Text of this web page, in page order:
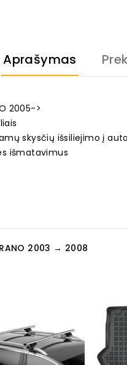
Aprašymas
2005->
skysčių išsiliejimo į
išmatavimus
2003 → 2008